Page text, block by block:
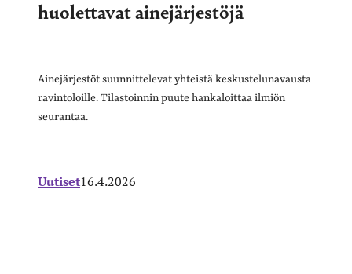
huolettavat ainejärjestöjä
Ainejärjestöt suunnittelevat yhteistä keskustelunavausta
ravintoloille. Tilastoinnin puute hankaloittaa ilmiön
seurantaa.
Uutiset16.4.2026